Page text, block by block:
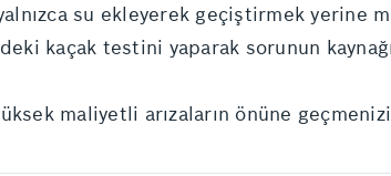
su ekleyerek geçiştirmek yerine
kaçak testini yaparak sorunun
maliyetli arızaların önüne